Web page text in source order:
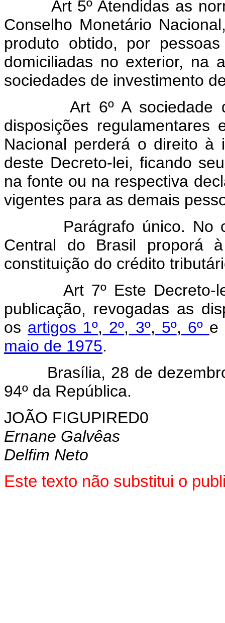
Art 5º Atendidas as
Conselho Monetário
produto obtido, por
domiciliadas no exterior, na
sociedades de investimento
Art 6º A sociedade
disposições regulamentares
Nacional perderá o direito
deste Decreto-lei, ficando
na fonte ou na respectiva
vigentes para as demais
Parágrafo único. No
Central do Brasil proporá
constituição do crédito
Art 7º Este
publicação, revogadas as
os artigos 1º, 2º, 3º, 5º, 6º e
maio de 1975.
Brasília, 28 de dezembro
94º da República.
JOÃO FIGUPIRED0
Ernane Galvêas
Delfim Neto
Este texto não substitui o